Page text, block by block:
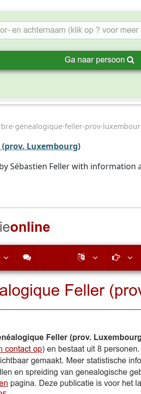
genealogique-feller-prov-
Luxembourg)
Sébastien Feller with information